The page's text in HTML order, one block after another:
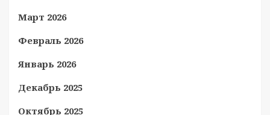
Март 2026
Февраль 2026
Январь 2026
Декабрь 2025
Октябрь 2025